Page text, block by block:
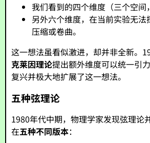
我们看到的四个维度（三个空间
另外六个维度，在当前实验无
压缩或卷曲。
这一想法虽看似激进，却并非全新。
克莱因理论提出额外维度可以统一引
复兴并极大地扩展了这一想法。
五种弦理论
1980年代中期，物理学家发现弦理论
在五种不同版本：